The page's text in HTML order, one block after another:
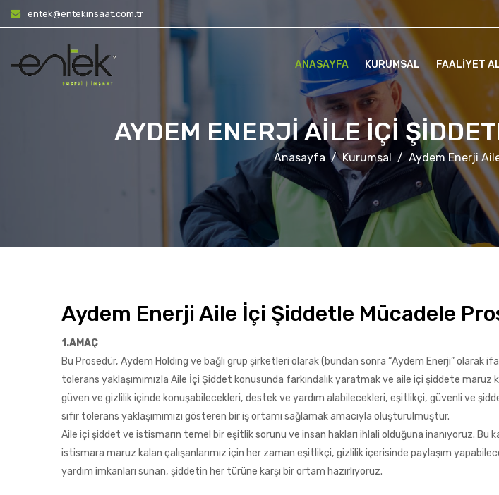
entek@entekinsaat.com.tr
ANASAYFA KURUMSAL FAALİYET
AYDEM ENERJI AILE İÇI
Anasayfa Kurumsal Aydem Enerji
Aydem Enerji Aile İçi Şiddetle Mücadele
1.AMAÇ
Bu Prosedür, Aydem Holding ve bağlı grup şirketleri olarak (bundan sonra “Aydem Enerji” olarak
tolerans yaklaşımımızla Aile İçi Şiddet konusunda farkındalık yaratmak ve aile içi şiddete maruz
güven ve gizlilik içinde konuşabilecekleri, destek ve yardım alabilecekleri, eşitlikçi, güvenli ve
sıfır tolerans yaklaşımımızı gösteren bir iş ortamı sağlamak amacıyla oluşturulmuştur.
Aile içi şiddet ve istismarın temel bir eşitlik sorunu ve insan hakları ihlali olduğuna inanıyoruz. Bu
istismara maruz kalan çalışanlarımız için her zaman eşitlikçi, gizlilik içerisinde paylaşım
yardım imkanları sunan, şiddetin her türüne karşı bir ortam hazırlıyoruz.